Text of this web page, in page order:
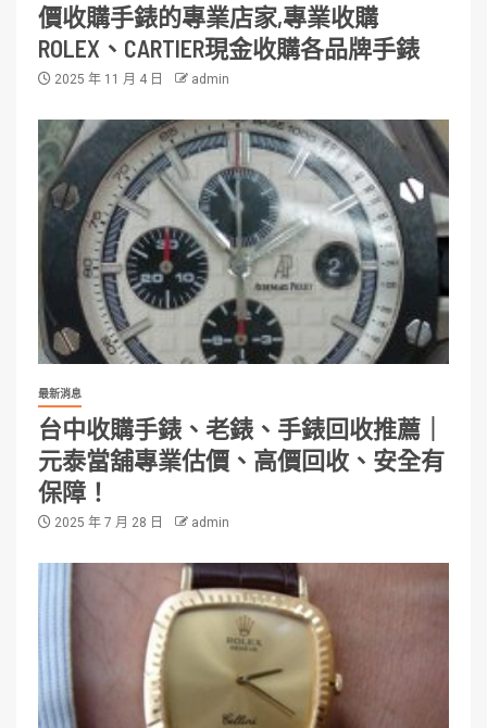
價收購手錶的專業店家,專業收購
ROLEX、CARTIER現金收購各品牌手錶
2025 年 11 月 4 日 admin
最新消息
台中收購手錶、老錶、手錶回收推薦｜
元泰當舖專業估價、高價回收、安全有
保障！
2025 年 7 月 28 日 admin